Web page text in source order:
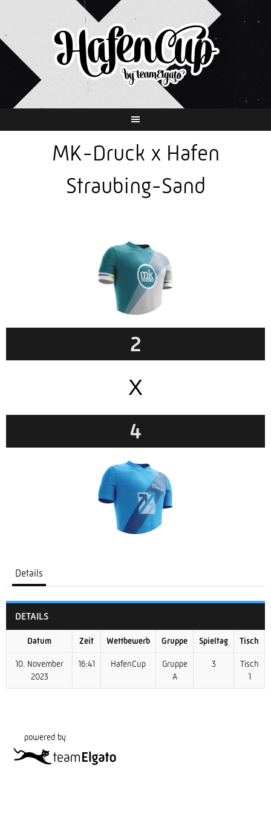
Inhalt
MK-Druck x Hafen
Straubing-Sand
2
X
4
Details
DETAILS
Datum Zeit Wettbewerb Gruppe Spieltag Tisch
10. November
2023
16:41 HafenCup
Gruppe
A
3
Tisch
1
powered by